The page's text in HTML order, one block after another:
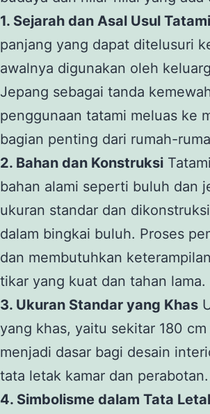
1. Sejarah dan Asal Usul
panjang yang dapat ditelusuri
awalnya digunakan oleh
Jepang sebagai tanda
penggunaan tatami meluas ke
bagian penting dari rumah-
2. Bahan dan Konstruksi
bahan alami seperti buluh dan
ukuran standar dan
dalam bingkai buluh. Proses
dan membutuhkan
tikar yang kuat dan tahan lama.
3. Ukuran Standar yang Khas
yang khas, yaitu sekitar 180
menjadi dasar bagi desain
tata letak kamar dan perabotan.
4. Simbolisme dalam Tata